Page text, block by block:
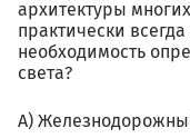
архитектуры
практически
необходимость
света?
А)